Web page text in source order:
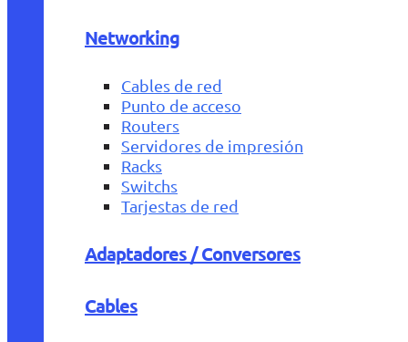
Networking
Cables de red
Punto de acceso
Routers
Servidores de impresión
Racks
Switchs
Tarjestas de red
Adaptadores / Conversores
Cables